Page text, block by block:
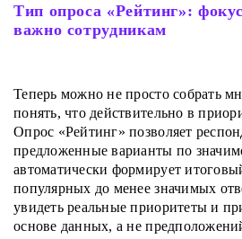
Тип опроса «Рейтинг»:
важно сотрудникам
Теперь можно не просто собрать
понять, что действительно в
Опрос «Рейтинг» позволяет
предложенные варианты по
автоматически формирует
популярных до менее значимых
увидеть реальные приоритеты и
основе данных, а не